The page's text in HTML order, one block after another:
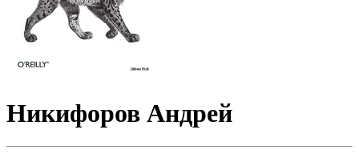
Никифоров Андрей